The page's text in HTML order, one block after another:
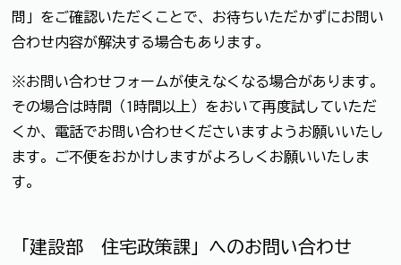
問」をご確認いただくことで、お待ちいただかずにお問い
合わせ内容が解決する場合もあります。
※お問い合わせフォームが使えなくなる場合があります。
その場合は時間（1時間以上）をおいて再度試していただ
くか、電話でお問い合わせくださいますようお願いいたし
ます。ご不便をおかけしますがよろしくお願いいたしま
す。
「建設部 住宅政策課」へのお問い合わせ